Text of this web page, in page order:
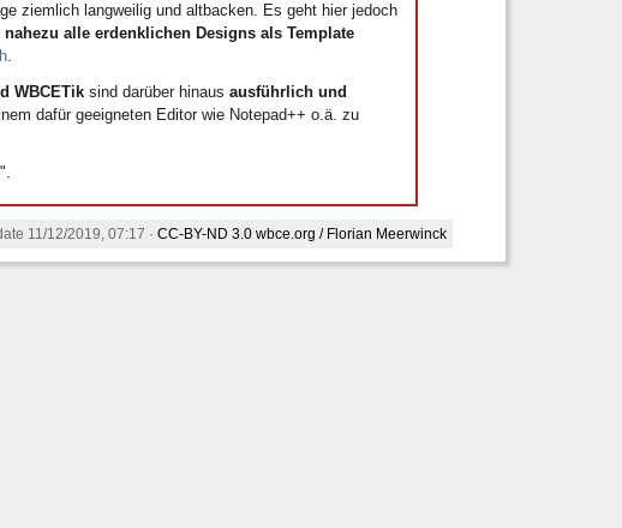
ziemlich langweilig und altbacken. Es geht hier jedoch
nahezu alle erdenklichen Designs als Template
.
WBCETiksind darüber hinaus ausführlich und
dafür geeigneten Editor wie Notepad++ o.ä. zu
".
11/12/2019, 07:17 · CC-BY-ND 3.0 wbce.org / Florian Meerwinck